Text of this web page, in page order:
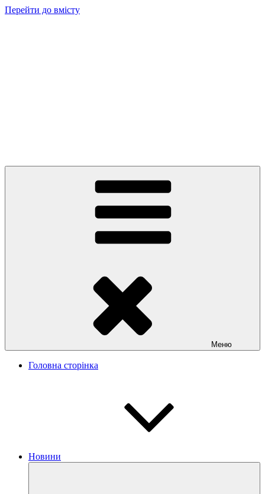
Перейти до вмісту
Новини Тернополя та Тернопільщини
Меню
Головна сторінка
Новини